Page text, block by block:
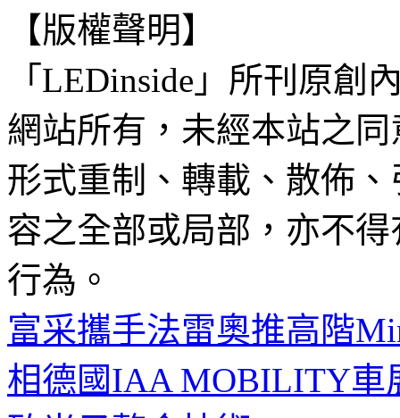
【版權聲明】
「LEDinside」所刊原創
網站所有，未經本站之
形式重制、轉載、散佈
容之全部或局部，亦不
行為。
富采攜手法雷奧推高階
相德國IAA MOBILITY車